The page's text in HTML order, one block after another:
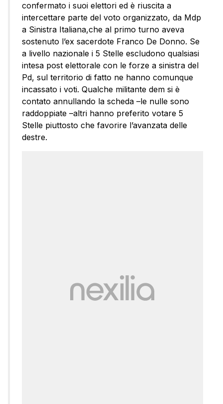
confermato i suoi elettori ed è riuscita a
intercettare parte del voto organizzato, da Mdp
a Sinistra Italiana,che al primo turno aveva
sostenuto l’ex sacerdote Franco De Donno. Se
a livello nazionale i 5 Stelle escludono qualsiasi
intesa post elettorale con le forze a sinistra del
Pd, sul territorio di fatto ne hanno comunque
incassato i voti. Qualche militante dem si è
contato annullando la scheda –le nulle sono
raddoppiate –altri hanno preferito votare 5
Stelle piuttosto che favorire l’avanzata delle
destre.